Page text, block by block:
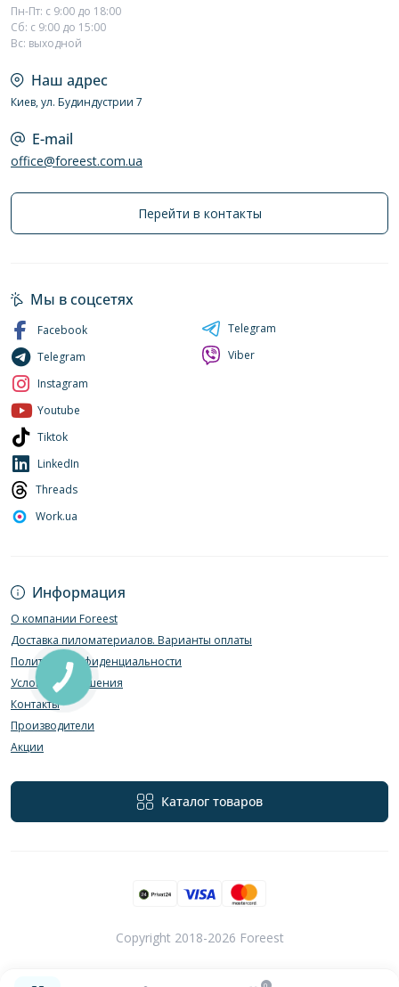
0
Пн-Пт: с 9:00 до 18:00
Сб: с 9:00 до 15:00
Вс: выходной
Наш адрес
Киев, ул. Будиндустрии 7
E-mail
office@foreest.com.ua
Перейти в контакты
Информация
О компании Foreest
Доставка пиломатериалов. Варианты оплаты
Политика конфиденциальности
Условия соглашения
Контакты
Производители
Акции
Каталог товаров
Мы в соцсетях
Facebook
Telegram
Instagram
Youtube
Tiktok
LinkedIn
Threads
Work.ua
Telegram
Viber
Copyright 2018-2026 Foreest